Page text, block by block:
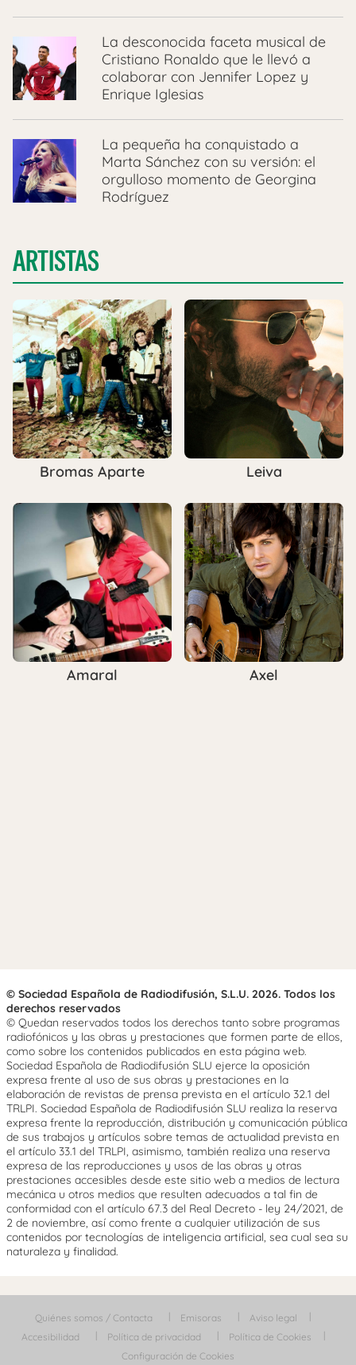
La desconocida faceta musical de
Cristiano Ronaldo que le llevó a
colaborar con Jennifer Lopez y
Enrique Iglesias
La pequeña ha conquistado a
Marta Sánchez con su versión: el
orgulloso momento de Georgina
Rodríguez
ARTISTAS
Bromas Aparte Leiva
Amaral Axel
© Sociedad Española de Radiodifusión, S.L.U. 2026. Todos los
derechos reservados
© Quedan reservados todos los derechos tanto sobre programas
radiofónicos y las obras y prestaciones que formen parte de ellos,
como sobre los contenidos publicados en esta página web.
Sociedad Española de Radiodifusión SLU ejerce la oposición
expresa frente al uso de sus obras y prestaciones en la
elaboración de revistas de prensa prevista en el artículo 32.1 del
TRLPI. Sociedad Española de Radiodifusión SLU realiza la reserva
expresa frente la reproducción, distribución y comunicación pública
de sus trabajos y artículos sobre temas de actualidad prevista en
el artículo 33.1 del TRLPI, asimismo, también realiza una reserva
expresa de las reproducciones y usos de las obras y otras
prestaciones accesibles desde este sitio web a medios de lectura
mecánica u otros medios que resulten adecuados a tal fin de
conformidad con el artículo 67.3 del Real Decreto - ley 24/2021, de
2 de noviembre, así como frente a cualquier utilización de sus
contenidos por tecnologías de inteligencia artificial, sea cual sea su
naturaleza y finalidad.
Quiénes somos / Contacta Emisoras
Aviso legal
Accesibilidad
Política de privacidad
Política de Cookies
Configuración de Cookies